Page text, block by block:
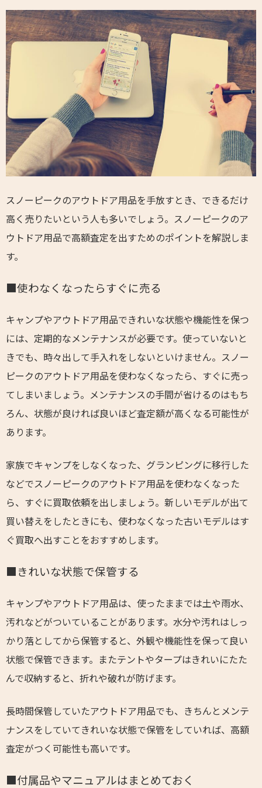
スノーピークのアウトドア用品を手放すとき、できるだけ
高く売りたいという人も多いでしょう。スノーピークのア
ウトドア用品で高額査定を出すためのポイントを解説しま
す。
■使わなくなったらすぐに売る
キャンプやアウトドア用品できれいな状態や機能性を保つ
には、定期的なメンテナンスが必要です。使っていないと
きでも、時々出して手入れをしないといけません。スノー
ピークのアウトドア用品を使わなくなったら、すぐに売っ
てしまいましょう。メンテナンスの手間が省けるのはもち
ろん、状態が良ければ良いほど査定額が高くなる可能性が
あります。
家族でキャンプをしなくなった、グランピングに移行した
などでスノーピークのアウトドア用品を使わなくなった
ら、すぐに買取依頼を出しましょう。新しいモデルが出て
買い替えをしたときにも、使わなくなった古いモデルはす
ぐ買取へ出すことをおすすめします。
■きれいな状態で保管する
キャンプやアウトドア用品は、使ったままでは土や雨水、
汚れなどがついていることがあります。水分や汚れはしっ
かり落としてから保管すると、外観や機能性を保って良い
状態で保管できます。またテントやタープはきれいにたた
んで収納すると、折れや破れが防げます。
長時間保管していたアウトドア用品でも、きちんとメンテ
ナンスをしていてきれいな状態で保管をしていれば、高額
査定がつく可能性も高いです。
■付属品やマニュアルはまとめておく